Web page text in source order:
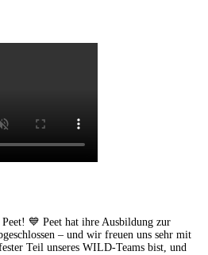
💙 Peet hat ihre Ausbildung zur
– und wir freuen uns sehr mit
Teil unseres WILD-Teams bist, und